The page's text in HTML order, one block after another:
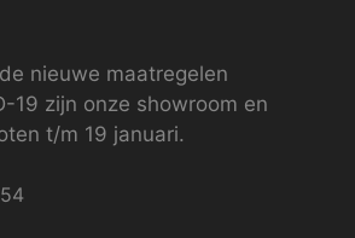
nieuwe maatregelen
19 zijn onze showroom en
t/m 19 januari.